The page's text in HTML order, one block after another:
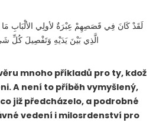
لَقَدْ كَانَ فِي قَصَصِهِمْ عِبْرَةٌ لأولِي الألْبَابِ
الَّذِي بَيْنَ يَدَيْهِ وَتَفْصِيلَ كُلِّ
mnoho příkladů pro ty, kdož
A není to příběh vymyšlený,
již předcházelo, a podrobné
vedení i milosrdenství pro